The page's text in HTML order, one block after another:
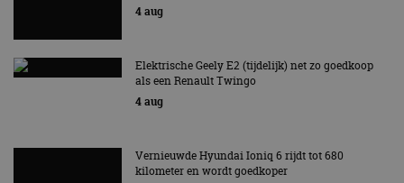
4 aug
Elektrische Geely E2 (tijdelijk) net zo goedkoop
als een Renault Twingo
4 aug
Vernieuwde Hyundai Ioniq 6 rijdt tot 680
kilometer en wordt goedkoper